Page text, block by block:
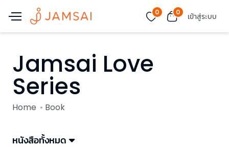
0 0 เข้าสู่ระบบ
Jamsai Love
Series
Home Book
หนังสือทั้งหมด